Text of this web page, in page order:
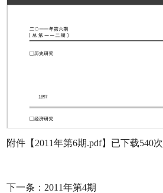
附件【 2011年第6期.pdf】已下载540次
下一条： 2011年第4期